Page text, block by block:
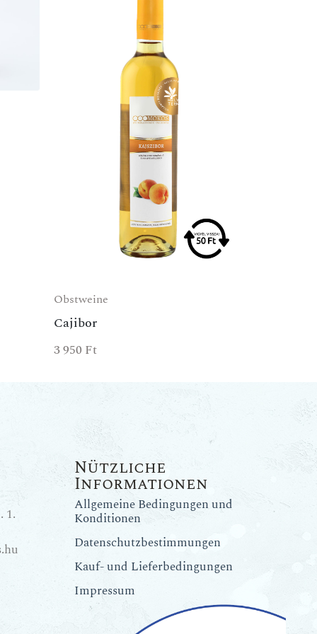
Obstweine
Cajibor
3 950 Ft
1.
Nützliche
Informationen
Allgemeine Bedingungen und
Konditionen
Datenschutzbestimmungen
Kauf- und Lieferbedingungen
Impressum